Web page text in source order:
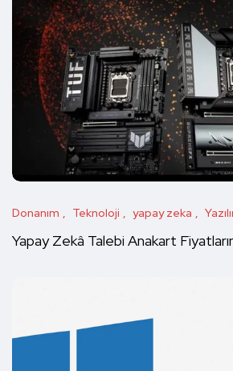
Donanım Teknoloji yapay zeka
Yapay Zekâ Talebi Anakart